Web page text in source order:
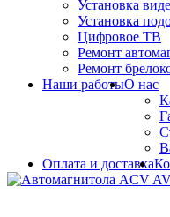
Установка
Установка
Цифровое ТВ
Ремонт
Ремонт
Наши работыО нас
Оплата и доставка